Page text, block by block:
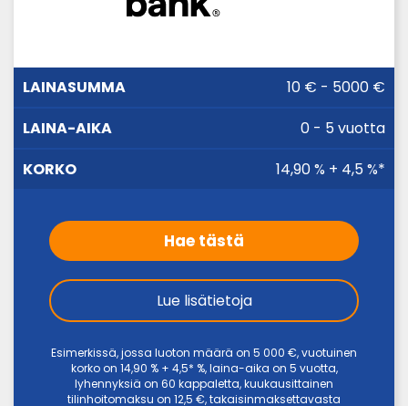
LAINASUMMA
10 € - 5000 €
0 - 5 vuotta
14,90 % + 4,5 %*
Hae tästä
Lue lisätietoja
Esimerkissä, jossa luoton määrä on 5 000 €, vuotuinen
korko on 14,90 % + 4,5* %, laina-aika on 5 vuotta,
lyhennyksiä on 60 kappaletta, kuukausittainen
tilinhoitomaksu on 12,5 €, takaisinmaksettavasta